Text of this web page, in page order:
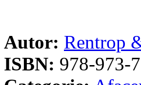
Autor: Rentrop
ISBN: 978-973-